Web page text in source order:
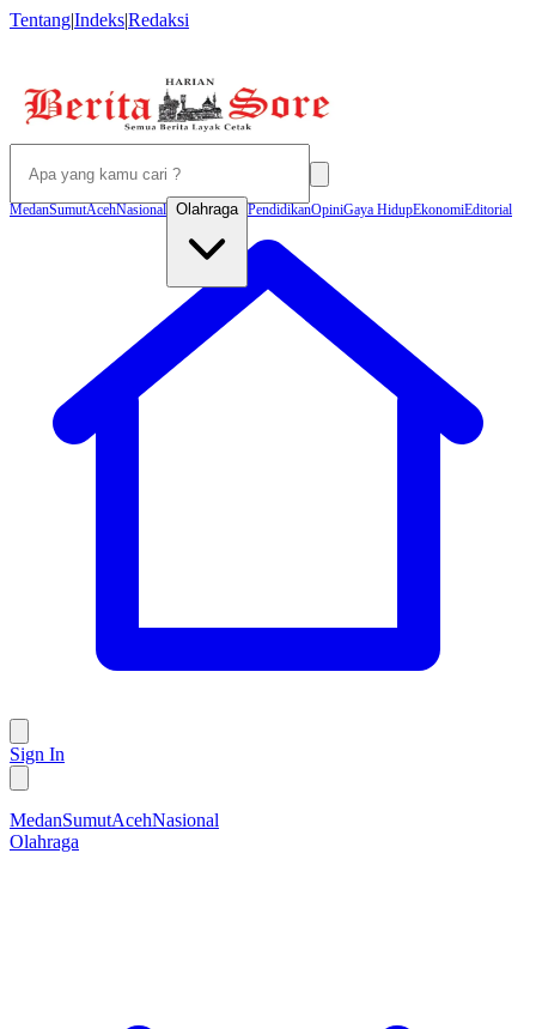
Tentang|Indeks|Redaksi
MedanSumutAcehNasional Olahraga PendidikanOpiniGaya HidupEkonomiEditorial
Sign In
MedanSumutAcehNasional
Olahraga